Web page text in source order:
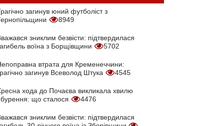
загинув юний футболіст з
8949
зниклим безвісти: підтвердилася
воїна з Борщівщини
5702
втрата для Кременеччини:
загинув Всеволод Штука
4545
хода до Почаєва викликала хвилю
що сталося
4476
зниклим безвісти: підтвердилася